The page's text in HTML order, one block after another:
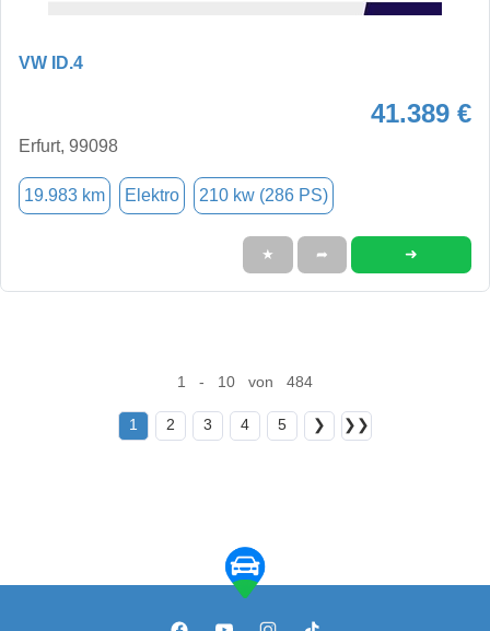
VW ID.4
41.389 €
Erfurt, 99098
19.983 km Elektro 210 kw (286 PS)
★ ➦ ➜
1 - 10 von 484
1 2 3 4 5 ❯ ❯❯